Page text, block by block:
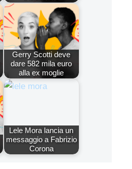
Gerry Scotti deve
dare 582 mila euro
alla ex moglie
Lele Mora lancia un
messaggio a Fabrizio
Corona